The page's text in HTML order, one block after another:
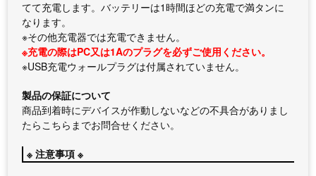
てて充電します。バッテリーは1時間ほどの充電で満タンに
なります。
※その他充電器では充電できません。
※充電の際はPC又は1Aのプラグを必ずご使用ください。
※USB充電ウォールプラグは付属されていません。
製品の保証について
商品到着時にデバイスが作動しないなどの不具合がありまし
たらこちらまでお問合せください。
※ 注意事項 ※